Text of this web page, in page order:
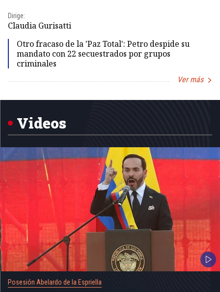
Dirige:
Claudia Gurisatti
Otro fracaso de la 'Paz Total': Petro despide su
mandato con 22 secuestrados por grupos
criminales
Ver más
1
Videos
Posesión Abelardo de la Espriella